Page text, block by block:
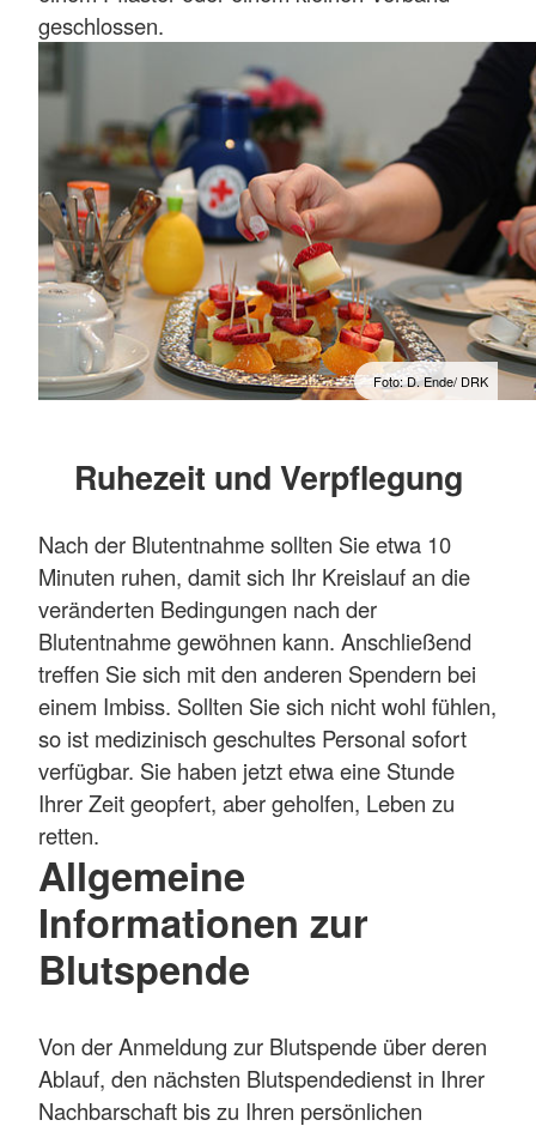
geschlossen.
Foto: D. Ende/ DRK
Ruhezeit und Verpflegung
Nach der Blutentnahme sollten Sie etwa 10
Minuten ruhen, damit sich Ihr Kreislauf an die
veränderten Bedingungen nach der
Blutentnahme gewöhnen kann. Anschließend
treffen Sie sich mit den anderen Spendern bei
einem Imbiss. Sollten Sie sich nicht wohl fühlen,
so ist medizinisch geschultes Personal sofort
verfügbar. Sie haben jetzt etwa eine Stunde
Ihrer Zeit geopfert, aber geholfen, Leben zu
retten.
Allgemeine
Informationen zur
Blutspende
Von der Anmeldung zur Blutspende über deren
Ablauf, den nächsten Blutspendedienst in Ihrer
Nachbarschaft bis zu Ihren persönlichen